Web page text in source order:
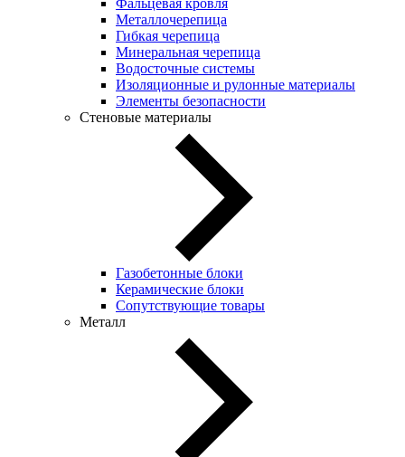
Металлочерепица
Гибкая черепица
Минеральная черепица
Водосточные системы
Изоляционные и рулонные материалы
Элементы безопасности
Стеновые материалы
Газобетонные блоки
Керамические блоки
Сопутствующие товары
Металл